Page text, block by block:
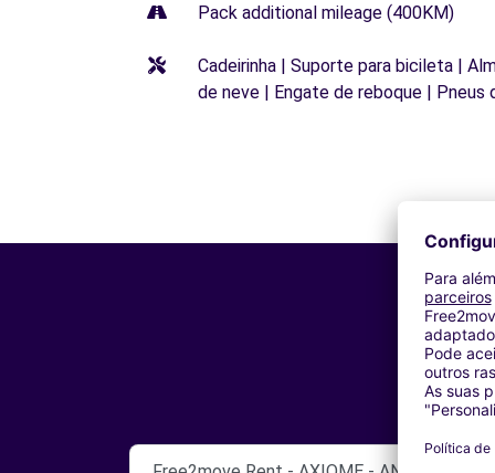
Pack additional mileage (400KM)
Cadeirinha | Suporte para bicileta |
de neve | Engate de reboque | Pneus